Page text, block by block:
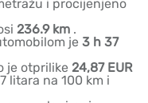
i procijenjeno
236.9 km .
je 3 h 37
je otprilike 24,87 EUR
litara na 100 km i